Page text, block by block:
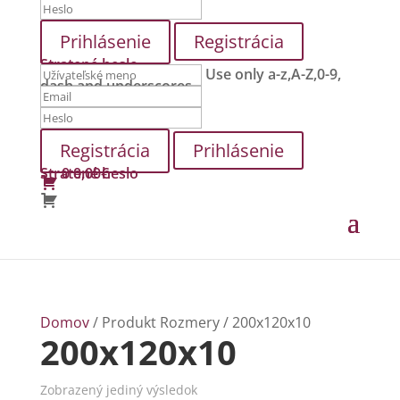
Registrácia
Stratené heslo Use only a-z,A-Z,0-9,
dash and underscores.
Prihlásenie
Stratené heslo
00,00€
Domov/ Produkt Rozmery / 200x120x10
200x120x10
Zobrazený jediný výsledok